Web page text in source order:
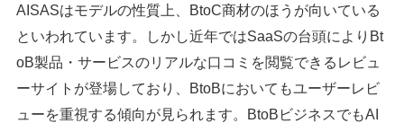
AISASはモデルの性質上、BtoC商材のほうが向いている
といわれています。しかし近年ではSaaSの台頭によりBt
oB製品・サービスのリアルな口コミを閲覧できるレビュ
ーサイトが登場しており、BtoBにおいてもユーザーレビ
ューを重視する傾向が見られます。BtoBビジネスでもAI